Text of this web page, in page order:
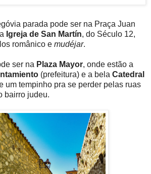
parada pode ser na Praça Juan
Igreja de San Martín, do Século 12,
românico e mudéjar.
ser na Plaza Mayor, onde estão a
(prefeitura) e a bela Catedral
um tempinho pra se perder pelas ruas
bairro judeu.